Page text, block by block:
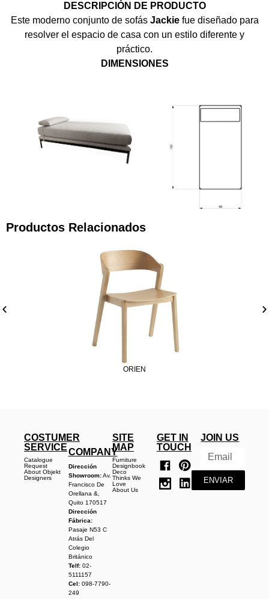
DESCRIPCIÓN DE PRODUCTO
Este moderno conjunto de sofás Jackiefue diseñado para
resolver el espacio de casa con un estilo diferente y
práctico.
DIMENSIONES
Productos Relacionados
ORIEN
COSTUMER
SERVICE
Catalogue
Request
About Objekt
Designers
COMPANY
Dirección
Showroom:Av.
Francisco De
Orellana &,
Quito 170517
Dirección
Fábrica:
Pasaje N53 C
Atrás Del
Colegio
Británico
Telf:02-
5111157
Cel:098-7790-
249
SITE
MAP
Furniture
Designbook
Deco
Thinks We
Love
About Us
GET IN
TOUCH
JOIN US
ENVIAR